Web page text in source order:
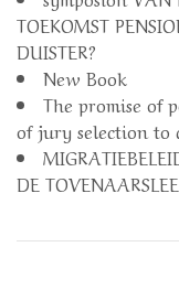
TOEKOMST
DUISTER?
New Book
The promise of
of jury selection to
DE